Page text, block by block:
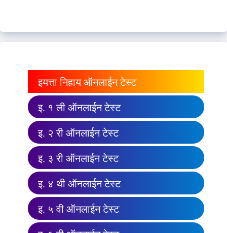
इयत्ता निहाय ऑनलाईन टेस्ट
इ. १ ली ऑनलाईन टेस्ट
इ. २ री ऑनलाईन टेस्ट
इ. ३ री ऑनलाईन टेस्ट
इ. ४ थी ऑनलाईन टेस्ट
इ. ५ वी ऑनलाईन टेस्ट